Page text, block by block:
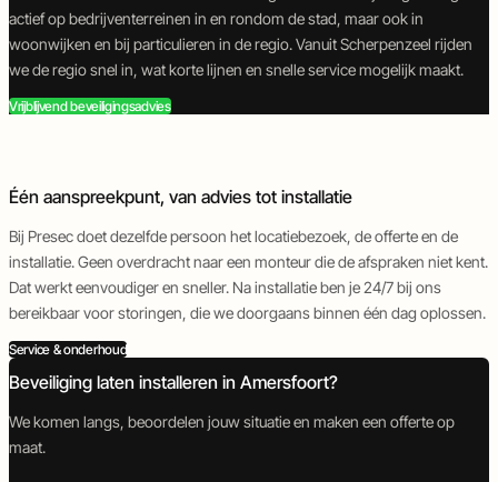
actief op bedrijventerreinen in en rondom de stad, maar ook in
woonwijken en bij particulieren in de regio. Vanuit Scherpenzeel rijden
we de regio snel in, wat korte lijnen en snelle service mogelijk maakt.
Vrijblijvend beveiligingsadvies
Één aanspreekpunt, van advies tot installatie
Bij Presec doet dezelfde persoon het locatiebezoek, de offerte en de
installatie. Geen overdracht naar een monteur die de afspraken niet kent.
Dat werkt eenvoudiger en sneller. Na installatie ben je 24/7 bij ons
bereikbaar voor storingen, die we doorgaans binnen één dag oplossen.
Service & onderhoud
Beveiliging laten installeren in Amersfoort?
We komen langs, beoordelen jouw situatie en maken een offerte op
maat.